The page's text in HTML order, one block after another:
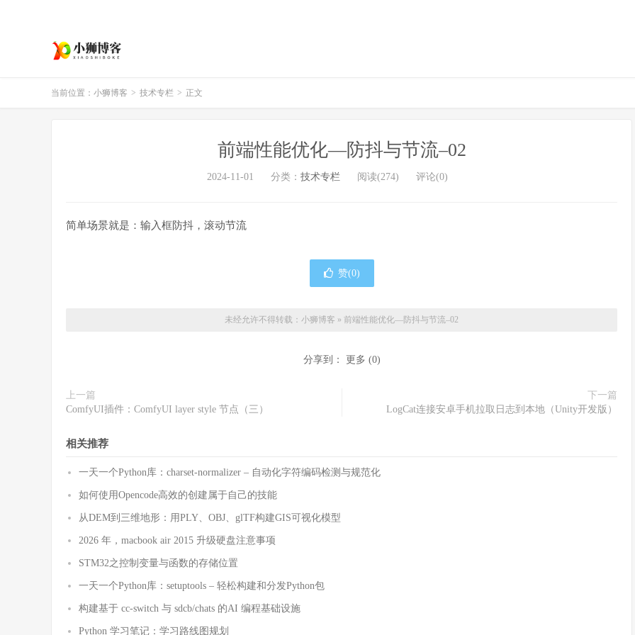
当前位置： 小狮博客 > 技术专栏 > 正文
前端性能优化—防抖与节流–02
2024-11-01 分类： 技术专栏 阅读(274) 评论(0)
简单场景就是：输入框防抖，滚动节流
赞(0)
未经允许不得转载： 小狮博客 » 前端性能优化—防抖与节流–02
分享到： 更多 (0)
上一篇
ComfyUI插件：ComfyUI layer style 节点（三）
下一篇
LogCat连接安卓手机拉取日志到本地（Unity开发版）
相关推荐
一天一个Python库：charset-normalizer – 自动化字符编码检测与规范化
如何使用Opencode高效的创建属于自己的技能
从DEM到三维地形：用PLY、OBJ、glTF构建GIS可视化模型
2026 年，macbook air 2015 升级硬盘注意事项
STM32之控制变量与函数的存储位置
一天一个Python库：setuptools – 轻松构建和分发Python包
构建基于 cc-switch 与 sdcb/chats 的AI 编程基础设施
Python 学习笔记：学习路线图规划